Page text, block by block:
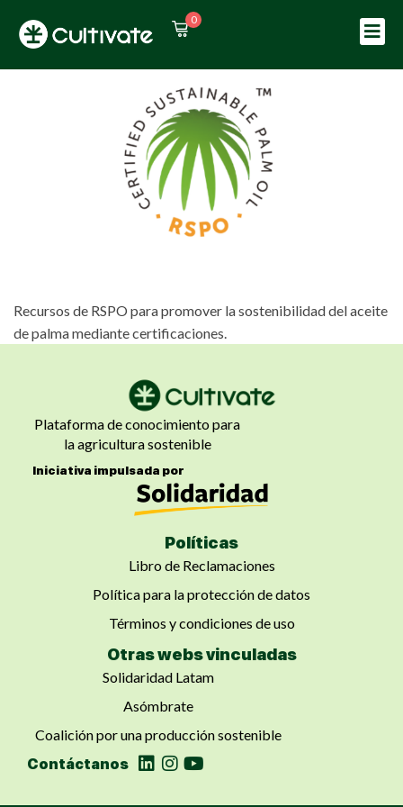
0
Recursos de RSPO para promover la sostenibilidad del aceite
de palma mediante certificaciones.
Plataforma de conocimiento para
la agricultura sostenible
Iniciativa impulsada por
Políticas
Libro de Reclamaciones
Política para la protección de datos
Términos y condiciones de uso
Otras webs vinculadas
Solidaridad Latam
Asómbrate
Coalición por una producción sostenible
Contáctanos
Sign in
Sign in
Don’t have an account?Sign up
Remember me Lost your password?